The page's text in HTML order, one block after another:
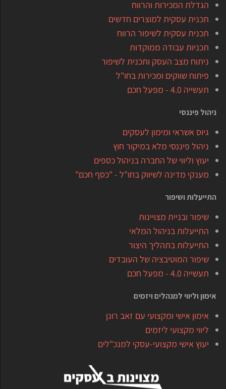
הגדלת המכירות והרווח
תכנית עסקית למוצרים חדשים
תכנית עסקית לשיפור הרווח
תכניות עבודה ממוקדות
ניתוח מצב העסק ותכנית לשיפור
פיתוח שווקים ומכירות בחו"ל
תעשייה 4.0 - מפעל חכם
ניהול פיננסי
גיוס אשראי ומימון לעסקים
ניהול פיננסי מלא במיקור חוץ
יעוץ וליווי של החברה בניהול כספים
מענקי מדינה לשיווק בחו"ל - "כסף חכם"
התייעלות ושיפור
שיפור ובניית מצויינות
התייעלות בניהול המלאי
התייעלות בתהליך היצור
שיפור המוטיבציה של העובדים
תעשייה 4.0 - מפעל חכם
אימון וליווי למנהלים ויזמים
אימון אישי ומקצועי עם זאב רונן
ליווי מקצועי ליזמים
יעוץ אישי מקצועי-עסקי למנכ"לים